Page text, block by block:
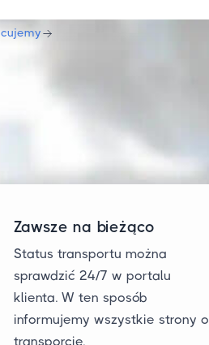
Zawsze na bieżąco
Status transportu można
sprawdzić 24/7 w portalu
klienta. W ten sposób
informujemy wszystkie strony o
transporcie.